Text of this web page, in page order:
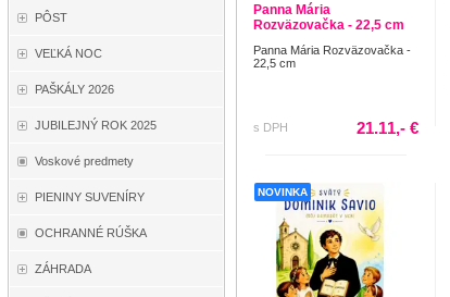
PÔST
VEĽKÁ NOC
PAŠKÁLY 2026
JUBILEJNÝ ROK 2025
Voskové predmety
PIENINY SUVENÍRY
OCHRANNÉ RÚŠKA
ZÁHRADA
Panna Mária
Rozväzovačka - 22,5 cm
Panna Mária Rozväzovačka -
22,5 cm
s DPH 21.11,- €
NOVINKA